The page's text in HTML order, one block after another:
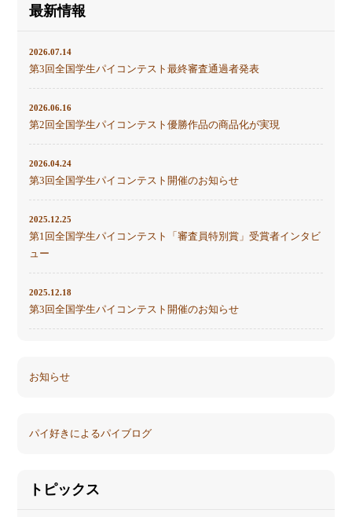
最新情報
2026.07.14
第3回全国学生パイコンテスト最終審査通過者発表
2026.06.16
第2回全国学生パイコンテスト優勝作品の商品化が実現
2026.04.24
第3回全国学生パイコンテスト開催のお知らせ
2025.12.25
第1回全国学生パイコンテスト「審査員特別賞」受賞者インタビ
ュー
2025.12.18
第3回全国学生パイコンテスト開催のお知らせ
お知らせ
パイ好きによるパイブログ
トピックス